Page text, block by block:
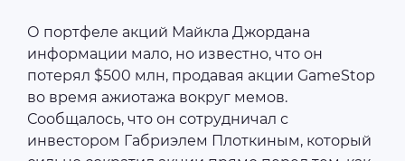
О портфеле акций Майкла Джордана
информации мало, но известно, что он
потерял $500 млн, продавая акции GameStop
во время ажиотажа вокруг мемов.
Сообщалось, что он сотрудничал с
инвестором Габриэлем Плоткиным, который